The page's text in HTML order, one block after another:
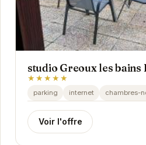
studio Greoux les bains
★★★★★
parking internet chambres-
Voir l'offre